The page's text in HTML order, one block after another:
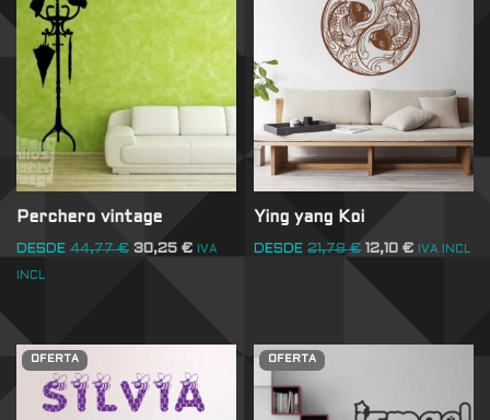
Perchero vintage
DESDE 44,77€ 30,25 € IVA
INCL
Ying yang Koi
DESDE 21,78€ 12,10€ IVA INCL
OFERTA OFERTA